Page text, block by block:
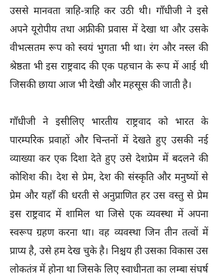
उससे मानवता त्राहि-त्राहि कर उठी थी। गाँधीजी ने इसे
अपने यूरोपीय तथा अफ्रीकी प्रवास में देखा था और उसके
वीभत्सतम रूप को स्वयं भुगता भी था। रंग और नस्ल की
श्रेष्ठता भी इस राष्ट्रवाद की एक पहचान के रूप में आई थी
जिसकी छाया आज भी देखी और महसूस की जाती है।
गाँधीजी ने इसीलिए भारतीय राष्ट्रवाद को भारत के
पारम्परिक प्रवाहों और चिन्तनों में देखते हुए उसकी नई
व्याख्या कर एक दिशा देते हुए उसे देशप्रेम में बदलने की
कोशिश की। देश से प्रेम, देश की संस्कृति और मनुष्यों से
प्रेम और यहाँ की धरती से अनुप्राणित हर उस वस्तु से प्रेम
इस राष्ट्रवाद में शामिल था जिसे एक व्यवस्था में अपना
स्वरूप ग्रहण करना था। वह व्यवस्था जिन तीन तत्वों में
प्राप्य है, उसे हम देख चुके है। निश्चय ही उसका विकास उस
लोकतंत्र में होना था जिसके लिए स्वाधीनता का लम्बा संघर्ष